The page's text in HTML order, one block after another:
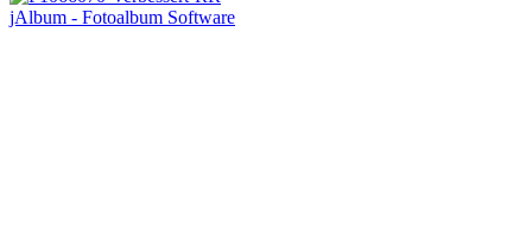
jAlbum - Fotoalbum Software